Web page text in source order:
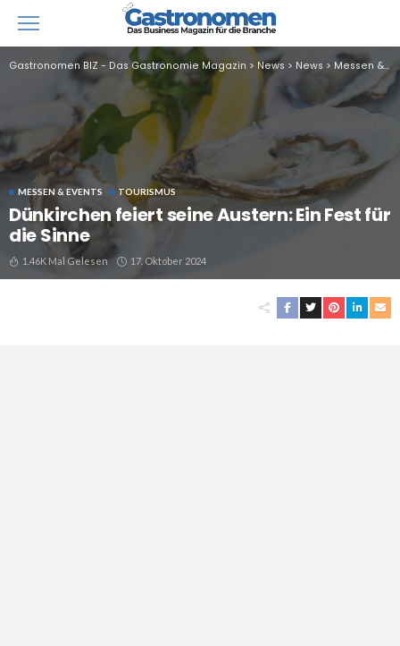
Gastronomen BIZ - Das Gastronomie Magazin > News > News > Messen & Events
MESSEN & EVENTS TOURISMUS
Dünkirchen feiert seine Austern: Ein Fest für
die Sinne
1.46K Mal Gelesen 17. Oktober 2024